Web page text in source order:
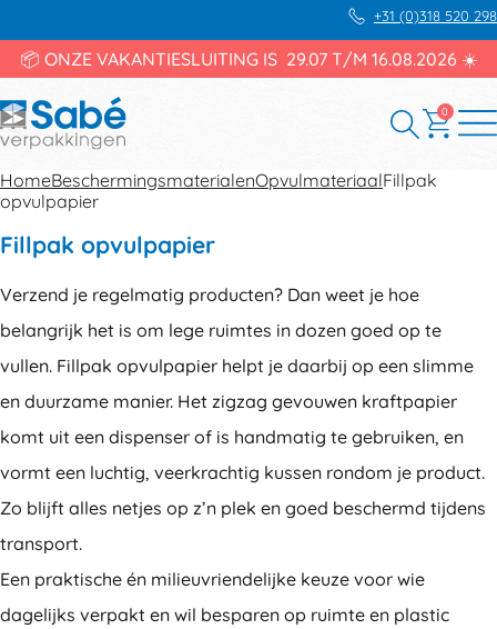
+31 (0)318 520 298
📦 ONZE VAKANTIESLUITING IS 29.07 T/M 16.08.2026 ☀️
0
HomeBeschermingsmaterialenOpvulmateriaalFillpak
opvulpapier
Fillpak opvulpapier
Verzend je regelmatig producten? Dan weet je hoe
belangrijk het is om lege ruimtes in dozen goed op te
vullen. Fillpak opvulpapier helpt je daarbij op een slimme
en duurzame manier. Het zigzag gevouwen kraftpapier
komt uit een dispenser of is handmatig te gebruiken, en
vormt een luchtig, veerkrachtig kussen rondom je product.
Zo blijft alles netjes op z’n plek en goed beschermd tijdens
transport.
Een praktische én milieuvriendelijke keuze voor wie
dagelijks verpakt en wil besparen op ruimte en plastic